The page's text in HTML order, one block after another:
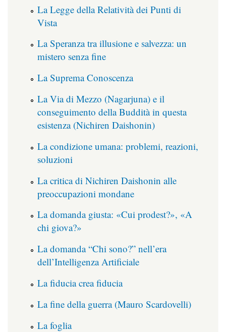
La Legge della Relatività dei Punti di
Vista
La Speranza tra illusione e salvezza: un
mistero senza fine
La Suprema Conoscenza
La Via di Mezzo (Nagarjuna) e il
conseguimento della Buddità in questa
esistenza (Nichiren Daishonin)
La condizione umana: problemi, reazioni,
soluzioni
La critica di Nichiren Daishonin alle
preoccupazioni mondane
La domanda giusta: «Cui prodest?», «A
chi giova?»
La domanda “Chi sono?” nell’era
dell’Intelligenza Artificiale
La fiducia crea fiducia
La fine della guerra (Mauro Scardovelli)
La foglia